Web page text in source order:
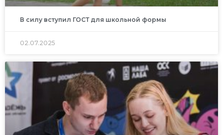
В силу вступил ГОСТ для школьной формы
02.07.2025